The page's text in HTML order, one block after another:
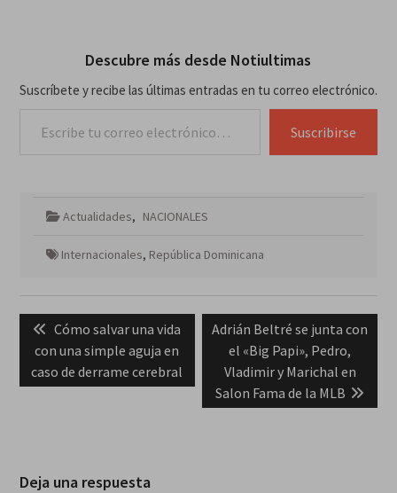
Descubre más desde Notiultimas
Suscríbete y recibe las últimas entradas en tu correo electrónico.
Suscribirse
Actualidades, NACIONALES
Internacionales, República Dominicana
de
entradas
Previous
post:
Cómo salvar una vida
con una simple aguja en
caso de derrame cerebral
Next
post:
Adrián Beltré se junta con
el «Big Papi», Pedro,
Vladimir y Marichal en
Salon Fama de la MLB
Deja una respuesta